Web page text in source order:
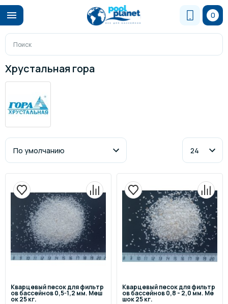
0
Хрустальная гора
Кварцевый песок для фильтр
ов бассейнов 0,5-1,2 мм. Меш
ок 25 кг.
Кварцевый песок для фильтр
ов бассейнов 0,8 - 2,0 мм. Ме
шок 25 кг.